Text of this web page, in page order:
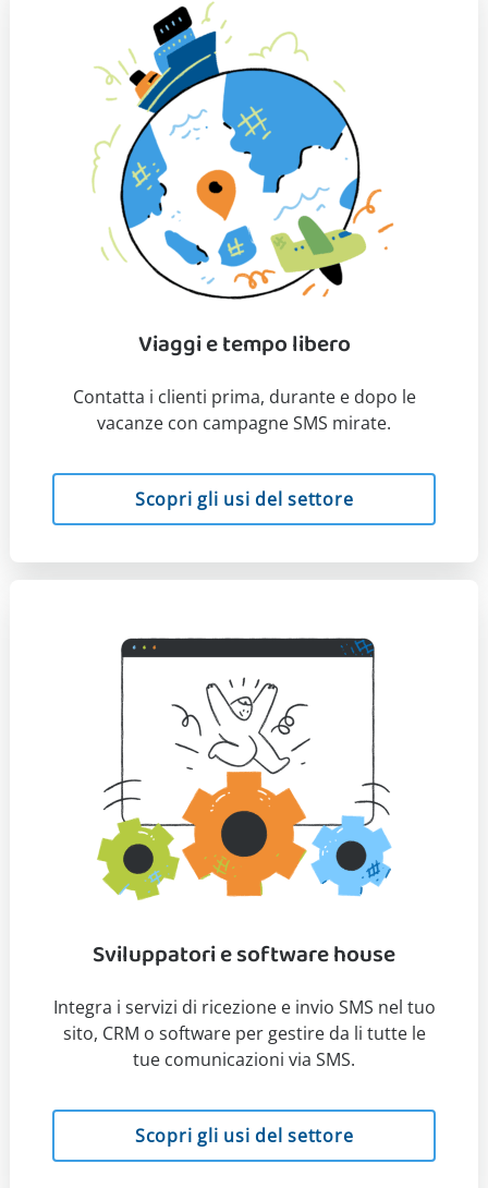
Viaggi e tempo libero
Contatta i clienti prima, durante e dopo le
vacanze con campagne SMS mirate.
Scopri gli usi del settore
Sviluppatori e software house
Integra i servizi di ricezione e invio SMS nel tuo
sito, CRM o software per gestire da li tutte le
tue comunicazioni via SMS.
Scopri gli usi del settore